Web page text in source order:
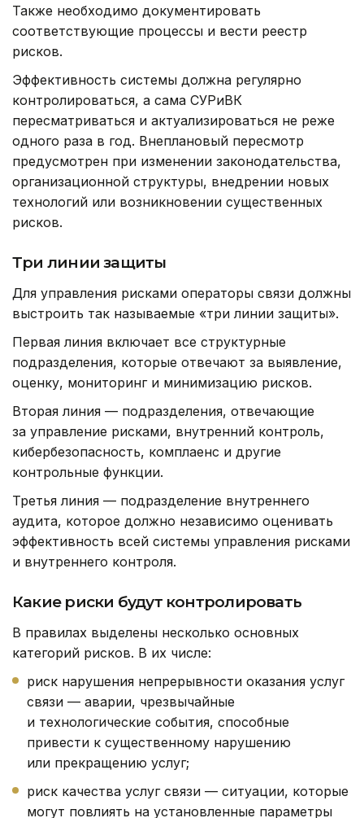
Также необходимо документировать
соответствующие процессы и вести реестр
рисков.
Эффективность системы должна регулярно
контролироваться, а сама СУРиВК
пересматриваться и актуализироваться не реже
одного раза в год. Внеплановый пересмотр
предусмотрен при изменении законодательства,
организационной структуры, внедрении новых
технологий или возникновении существенных
рисков.
Три линии защиты
Для управления рисками операторы связи должны
выстроить так называемые «три линии защиты».
Первая линия включает все структурные
подразделения, которые отвечают за выявление,
оценку, мониторинг и минимизацию рисков.
Вторая линия — подразделения, отвечающие
за управление рисками, внутренний контроль,
кибербезопасность, комплаенс и другие
контрольные функции.
Третья линия — подразделение внутреннего
аудита, которое должно независимо оценивать
эффективность всей системы управления рисками
и внутреннего контроля.
Какие риски будут контролировать
В правилах выделены несколько основных
категорий рисков. В их числе:
риск нарушения непрерывности оказания услуг
связи — аварии, чрезвычайные
и технологические события, способные
привести к существенному нарушению
или прекращению услуг;
риск качества услуг связи — ситуации, которые
могут повлиять на установленные параметры